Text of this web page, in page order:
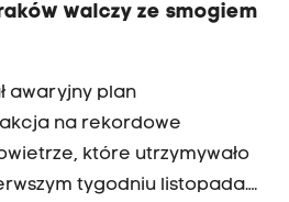
walczy ze smogiem
awaryjny plan
na rekordowe
które utrzymywało
tygodniu listopada.